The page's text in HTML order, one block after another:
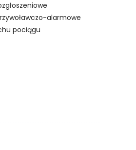
alarmowe
pociągu